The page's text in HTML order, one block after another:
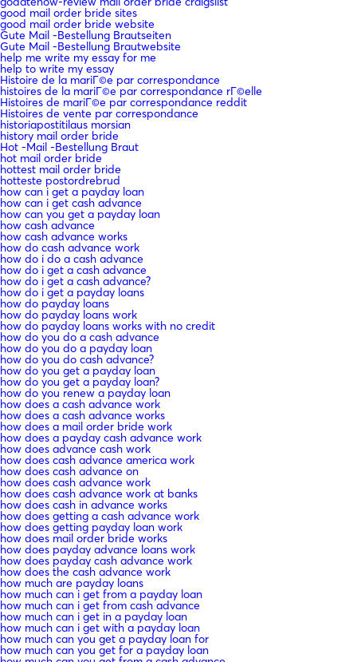
good mail order bride sites
good mail order bride website
Gute Mail -Bestellung Brautseiten
Gute Mail -Bestellung Brautwebsite
help me write my essay for me
help to write my essay
Histoire de la mariГ©e par correspondance
histoires de la mariГ©e par correspondance rГ©elle
Histoires de mariГ©e par correspondance reddit
Histoires de vente par correspondance
historiapostitilaus morsian
history mail order bride
Hot -Mail -Bestellung Braut
hot mail order bride
hottest mail order bride
hotteste postordrebrud
how can i get a payday loan
how can i get cash advance
how can you get a payday loan
how cash advance
how cash advance works
how do cash advance work
how do i do a cash advance
how do i get a cash advance
how do i get a cash advance?
how do i get a payday loans
how do payday loans
how do payday loans work
how do payday loans works with no credit
how do you do a cash advance
how do you do a payday loan
how do you do cash advance?
how do you get a payday loan
how do you get a payday loan?
how do you renew a payday loan
how does a cash advance work
how does a cash advance works
how does a mail order bride work
how does a payday cash advance work
how does advance cash work
how does cash advance america work
how does cash advance on
how does cash advance work
how does cash advance work at banks
how does cash in advance works
how does getting a cash advance work
how does getting payday loan work
how does mail order bride works
how does payday advance loans work
how does payday cash advance work
how does the cash advance work
how much are payday loans
how much can i get from a payday loan
how much can i get from cash advance
how much can i get in a payday loan
how much can i get with a payday loan
how much can you get a payday loan for
how much can you get for a payday loan